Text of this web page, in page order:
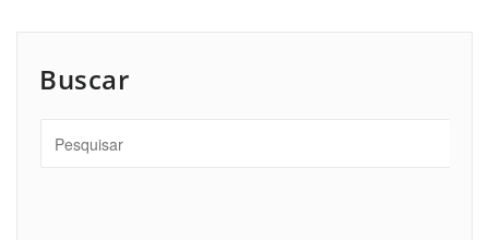
Buscar